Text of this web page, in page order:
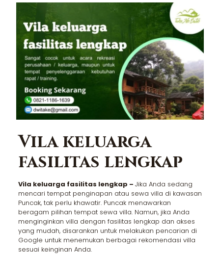
Vila keluarga
fasilitas lengkap
Vila keluarga fasilitas lengkap – Jika Anda sedang
mencari tempat penginapan atau sewa villa di kawasan
Puncak, tak perlu khawatir. Puncak menawarkan
beragam pilihan tempat sewa villa. Namun, jika Anda
menginginkan villa dengan fasilitas lengkap dan akses
yang mudah, disarankan untuk melakukan pencarian di
Google untuk menemukan berbagai rekomendasi villa
sesuai keinginan Anda.